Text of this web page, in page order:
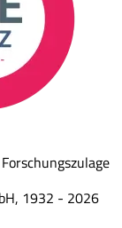
1932 - 2026